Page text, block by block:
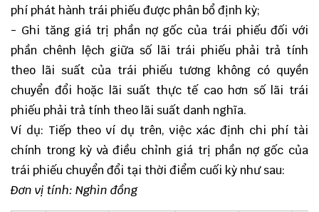
phí phát hành trái phiếu được phân bổ định kỳ;
- Ghi tăng giá trị phần nợ gốc của trái phiếu đối với
phần chênh lệch giữa số lãi trái phiếu phải trả tính
theo lãi suất của trái phiếu tương không có quyền
chuyển đổi hoặc lãi suất thực tế cao hơn số lãi trái
phiếu phải trả tính theo lãi suất danh nghĩa.
Ví dụ: Tiếp theo ví dụ trên, việc xác định chi phí tài
chính trong kỳ và điều chỉnh giá trị phần nợ gốc của
trái phiếu chuyển đổi tại thời điểm cuối kỳ như sau:
Đơn vị tính: Nghìn đồng